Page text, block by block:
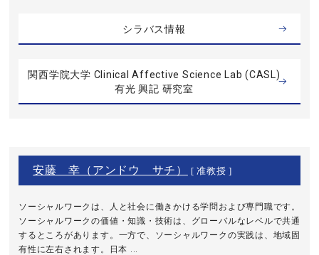
シラバス情報
関西学院大学 Clinical Affective Science Lab (CASL)
有光 興記 研究室
安藤 幸（アンドウ サチ） [ 准教授 ]
ソーシャルワークは、人と社会に働きかける学問および専門職です。
ソーシャルワークの価値・知識・技術は、グローバルなレベルで共通
するところがあります。一方で、ソーシャルワークの実践は、地域固
有性に左右されます。日本 ...